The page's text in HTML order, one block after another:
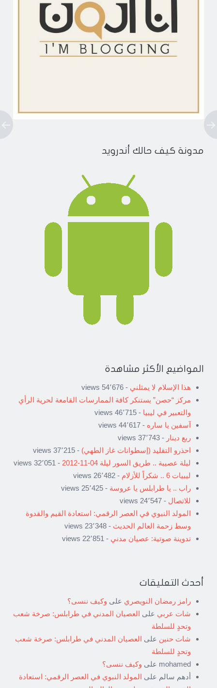
مدونة كيف حالك أندرويد
المواضيع الأكثر مشاهدة
هذا الإسلام لا يمثلني - 54٬676 views
مركز “حصن” يستنكر كافة الممارسات القامعة لحرية الرأي
والتعبير في ليبيا - 46٬715 views
آسفين يا ساره - 44٬617 views
ربع دينار - 37٬743 views
احذرو التقليد (إسطوانات غاز الطهي) - 37٬215 views
ليلة عصيبة .. طريق السور ليلة 04-11-2012
- 32٬051 views
ليبيات 6 .. شكراً للأزلام
- 26٬482 views
راب .. يا طرابلس يا عروسة - 25٬425 views
للاتصال - 24٬547 views
المولد النبوي في العصر الرقمي: استعادة القيم والقدوة
وسط زحمة العالم الحديث - 23٬348 views
تدوينة صوتية: عصيان مدني - 22٬851 views
أحدث التعليقات
رامز رمضان النويصري على وكيف ننسى؟
شات عربي على العصيان المدني في طرابلس: صرخة شعب
وتحدٍ للسلطة
شات حنين على العصيان المدني في طرابلس: صرخة شعب
وتحدٍ للسلطة
mohamed على وكيف ننسى؟
أدهم سالم على المولد النبوي في العصر الرقمي: استعادة